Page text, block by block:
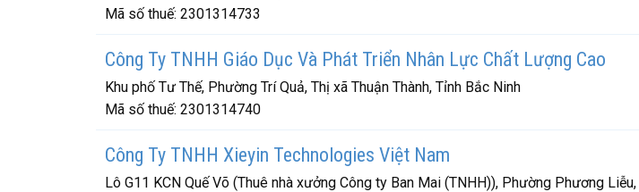
Mã số thuế: 2301314733
Công Ty TNHH Giáo Dục Và Phát Triển Nhân Lực Chất Lượng Cao
Khu phố Tư Thế, Phường Trí Quả, Thị xã Thuận Thành, Tỉnh Bắc Ninh
Mã số thuế: 2301314740
Công Ty TNHH Xieyin Technologies Việt Nam
Lô G11 KCN Quế Võ (Thuê nhà xưởng Công ty Ban Mai (TNHH)), Phường Phương